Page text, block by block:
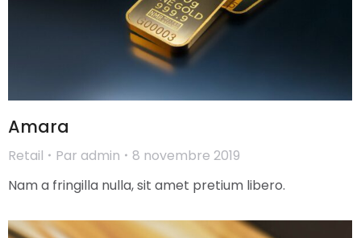
Amara
Retail Par admin
8 novembre 2019
Nam a fringilla nulla, sit amet pretium libero.